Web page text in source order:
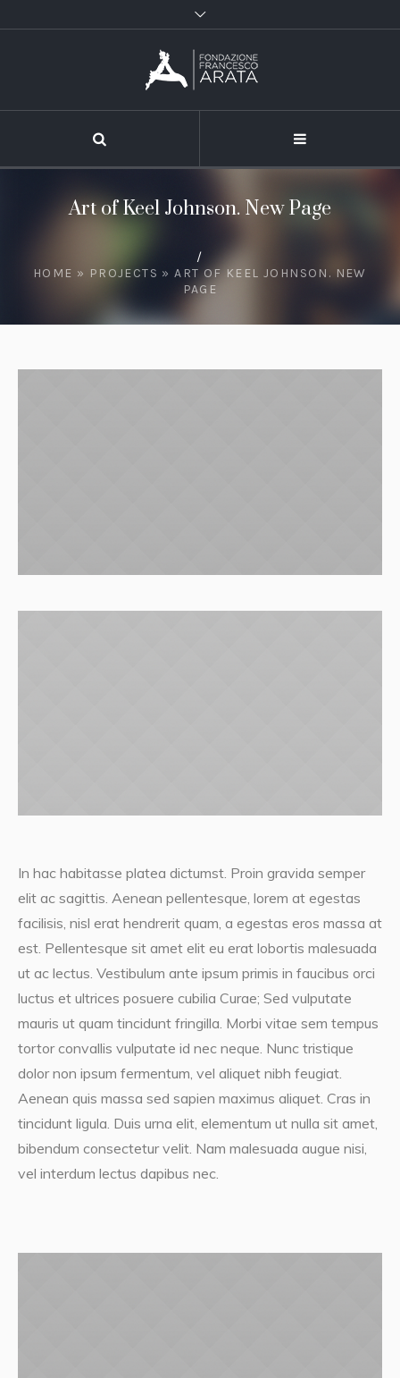
Art of Keel Johnson. New Page
/
HOME » PROJECTS »ART OF KEEL JOHNSON. NEW
PAGE
In hac habitasse platea dictumst. Proin gravida semper
elit ac sagittis. Aenean pellentesque, lorem at egestas
facilisis, nisl erat hendrerit quam, a egestas eros massa at
est. Pellentesque sit amet elit eu erat lobortis malesuada
ut ac lectus. Vestibulum ante ipsum primis in faucibus orci
luctus et ultrices posuere cubilia Curae; Sed vulputate
mauris ut quam tincidunt fringilla. Morbi vitae sem tempus
tortor convallis vulputate id nec neque. Nunc tristique
dolor non ipsum fermentum, vel aliquet nibh feugiat.
Aenean quis massa sed sapien maximus aliquet. Cras in
tincidunt ligula. Duis urna elit, elementum ut nulla sit amet,
bibendum consectetur velit. Nam malesuada augue nisi,
vel interdum lectus dapibus nec.